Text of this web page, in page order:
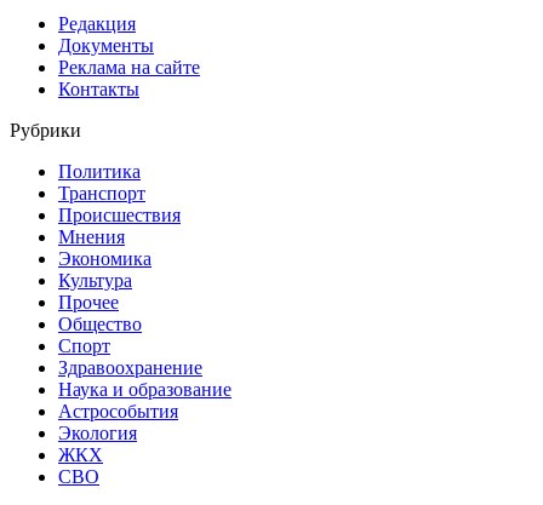
Редакция
Документы
Реклама на сайте
Контакты
Рубрики
Политика
Транспорт
Происшествия
Мнения
Экономика
Культура
Прочее
Общество
Спорт
Здравоохранение
Наука и образование
Астрособытия
Экология
ЖКХ
СВО